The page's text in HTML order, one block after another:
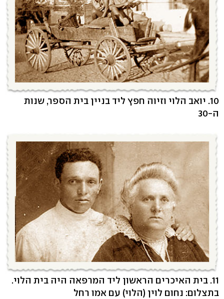
10. יואב הלוי וזיוה חפץ ליד בניין בית הספר, שנות
ה-30
11. בית האיכרים הראשון ליד המרפאה היה בית הלוי.
בתצלום: נחום לוין (הלוי) עם אמו רחל